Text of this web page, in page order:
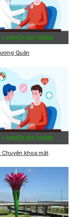
Quân
Chuyên khoa mắt